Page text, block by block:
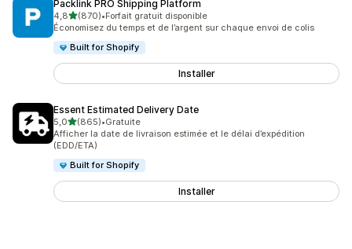
Packlink PRO Shipping Platform
4,8étoile(s) sur 5
(870)
870 avis au total
•Forfait gratuit disponible
Économisez du temps et de l’argent sur chaque envoi de colis
Built for Shopify
Installer
Essent Estimated Delivery Date
5,0étoile(s) sur 5
(865)
865 avis au total
•Gratuite
Afficher la date de livraison estimée et le délai d’expédition
(EDD/ETA)
Built for Shopify
Installer